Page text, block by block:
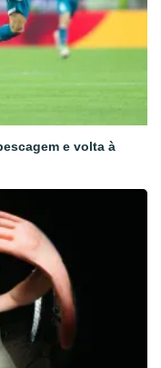
e volta à